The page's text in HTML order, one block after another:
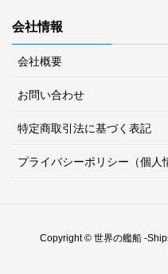
会社情報
会社概要
お問い合わせ
特定商取引法に基づく表記
プライバシーポリシー（個人
Copyright © 世界の艦船 -